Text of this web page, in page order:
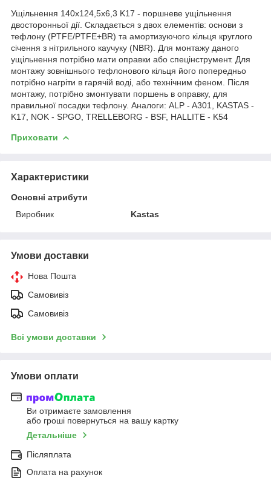
Ущільнення 140х124,5х6,3 K17 - поршневе ущільнення
двосторонньої дії. Складається з двох елементів: основи з
тефлону (PTFE/PTFE+BR) та амортизуючого кільця круглого
січення з нітрильного каучуку (NBR). Для монтажу даного
ущільнення потрібно мати оправки або спецінструмент. Для
монтажу зовнішнього тефлонового кільця його попередньо
потрібно нагріти в гарячій воді, або технічним феном. Після
монтажу, потрібно змонтувати поршень в оправку, для
правильної посадки тефлону. Аналоги: ALP - A301, KASTAS -
K17, NOK - SPGO, TRELLEBORG - BSF, HALLITE - K54
Приховати
Характеристики
Основні атрибути
Виробник
Kastas
Умови доставки
Нова Пошта
Самовивіз
Самовивіз
Всі умови доставки
Умови оплати
Ви отримаєте замовлення
або гроші повернуться на вашу картку
Детальніше
Післяплата
Оплата на рахунок